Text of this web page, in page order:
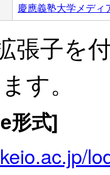
慶應義塾大学メディ
張子を
す。
形式]